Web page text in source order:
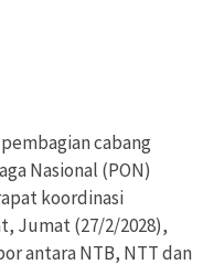
cabang
Nasional (PON)
koordinasi
Jumat (27/2/2028),
antara NTB, NTT dan